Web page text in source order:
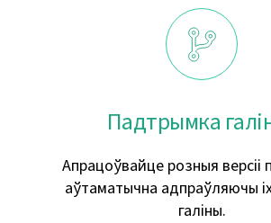
Падтрымка
Апрацоўвайце розныя версіі
аўтаматычна адпраўляючы
галіны.